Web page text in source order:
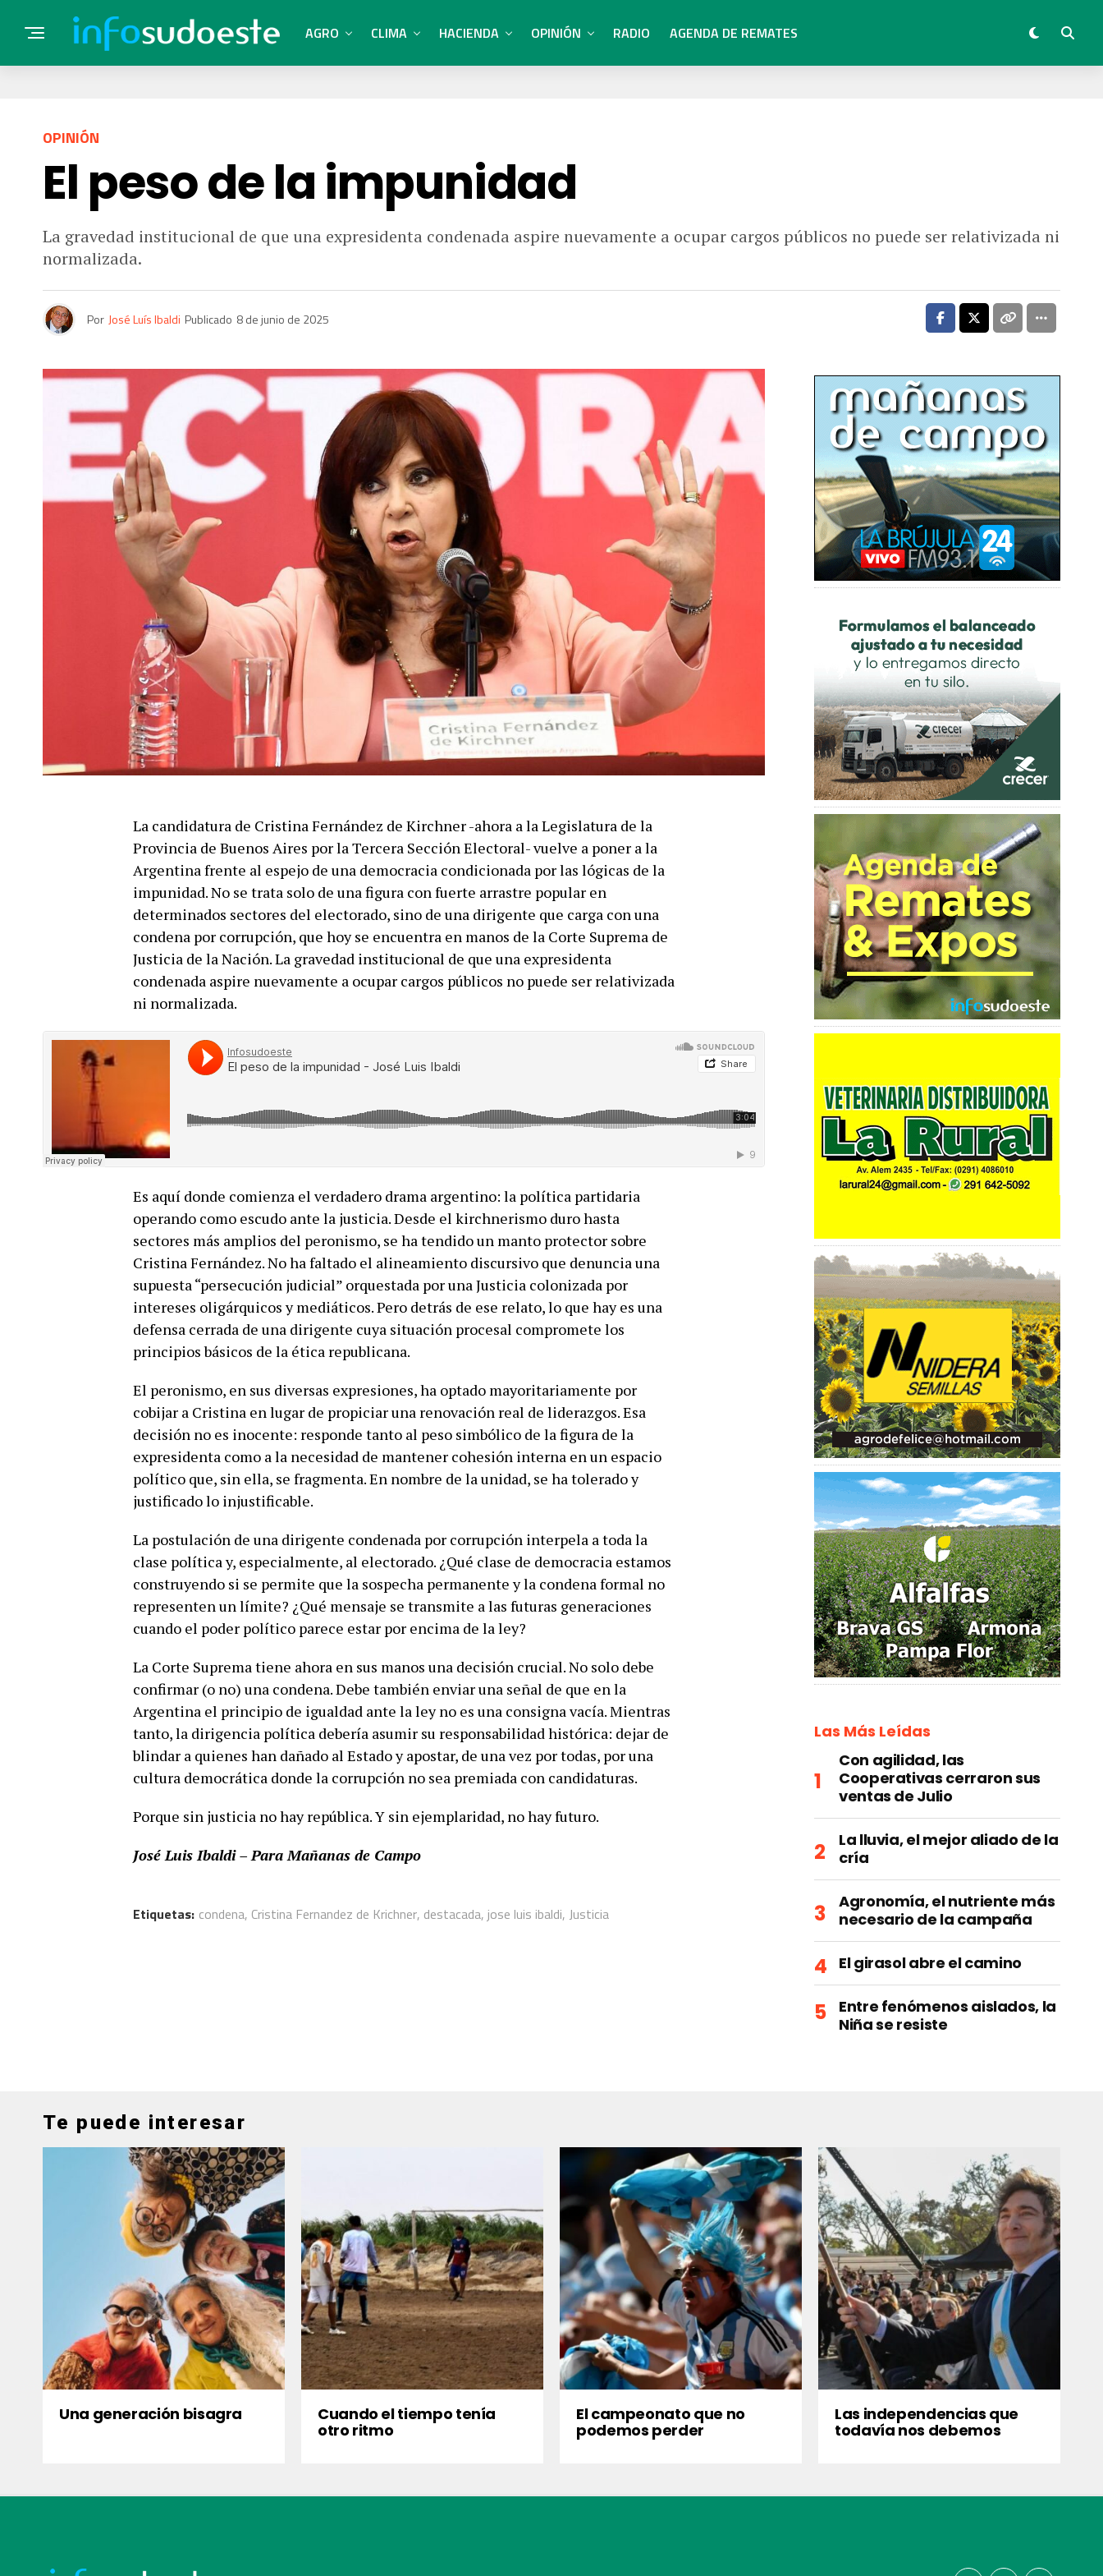
AGRO CLIMA HACIENDA OPINIÓN RADIO AGENDA DE REMATES
OPINIÓN
El peso de la impunidad
La gravedad institucional de que una expresidenta condenada aspire nuevamente a ocupar cargos públicos no puede ser relativizada ni
normalizada.
Por José Luís Ibaldi Publicado 8 de junio de 2025
La candidatura de Cristina Fernández de Kirchner -ahora a la Legislatura de la
Provincia de Buenos Aires por la Tercera Sección Electoral- vuelve a poner a la
Argentina frente al espejo de una democracia condicionada por las lógicas de la
impunidad. No se trata solo de una figura con fuerte arrastre popular en
determinados sectores del electorado, sino de una dirigente que carga con una
condena por corrupción, que hoy se encuentra en manos de la Corte Suprema de
Justicia de la Nación. La gravedad institucional de que una expresidenta
condenada aspire nuevamente a ocupar cargos públicos no puede ser relativizada
ni normalizada.
Es aquí donde comienza el verdadero drama argentino: la política partidaria
operando como escudo ante la justicia. Desde el kirchnerismo duro hasta
sectores más amplios del peronismo, se ha tendido un manto protector sobre
Cristina Fernández. No ha faltado el alineamiento discursivo que denuncia una
supuesta “persecución judicial” orquestada por una Justicia colonizada por
intereses oligárquicos y mediáticos. Pero detrás de ese relato, lo que hay es una
defensa cerrada de una dirigente cuya situación procesal compromete los
principios básicos de la ética republicana.
El peronismo, en sus diversas expresiones, ha optado mayoritariamente por
cobijar a Cristina en lugar de propiciar una renovación real de liderazgos. Esa
decisión no es inocente: responde tanto al peso simbólico de la figura de la
expresidenta como a la necesidad de mantener cohesión interna en un espacio
político que, sin ella, se fragmenta. En nombre de la unidad, se ha tolerado y
justificado lo injustificable.
La postulación de una dirigente condenada por corrupción interpela a toda la
clase política y, especialmente, al electorado. ¿Qué clase de democracia estamos
construyendo si se permite que la sospecha permanente y la condena formal no
representen un límite? ¿Qué mensaje se transmite a las futuras generaciones
cuando el poder político parece estar por encima de la ley?
La Corte Suprema tiene ahora en sus manos una decisión crucial. No solo debe
confirmar (o no) una condena. Debe también enviar una señal de que en la
Argentina el principio de igualdad ante la ley no es una consigna vacía. Mientras
tanto, la dirigencia política debería asumir su responsabilidad histórica: dejar de
blindar a quienes han dañado al Estado y apostar, de una vez por todas, por una
cultura democrática donde la corrupción no sea premiada con candidaturas.
Porque sin justicia no hay república. Y sin ejemplaridad, no hay futuro.
José Luis Ibaldi – Para Mañanas de Campo
Etiquetas: condena, Cristina Fernandez de Krichner, destacada, jose luis ibaldi, Justicia
Las Más Leídas
Con agilidad, las
Cooperativas cerraron sus
ventas de Julio
La lluvia, el mejor aliado de la
cría
Agronomía, el nutriente más
necesario de la campaña
El girasol abre el camino
Entre fenómenos aislados, la
Niña se resiste
Te puede interesar
Una generación bisagra
Cuando el tiempo tenía
otro ritmo
El campeonato que no
podemos perder
Las independencias que
todavía nos debemos